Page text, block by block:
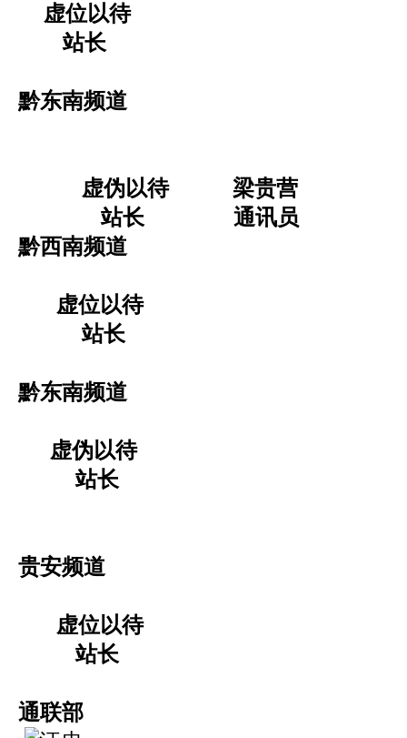
虚位以待
站长
黔东南频道
虚伪以待 梁贵营
站长 通讯员
黔西南频道
虚位以待
站长
黔东南频道
虚伪以待
站长
贵安频道
虚位以待
站长
通联部